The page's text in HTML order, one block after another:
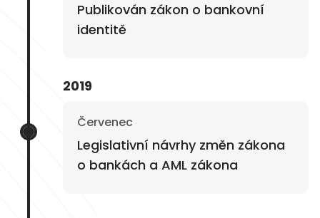
Publikován zákon o bankovní
identitě
2019
Červenec
Legislativní návrhy změn zákona
o bankách a AML zákona